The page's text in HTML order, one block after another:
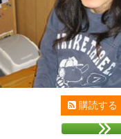
購読する